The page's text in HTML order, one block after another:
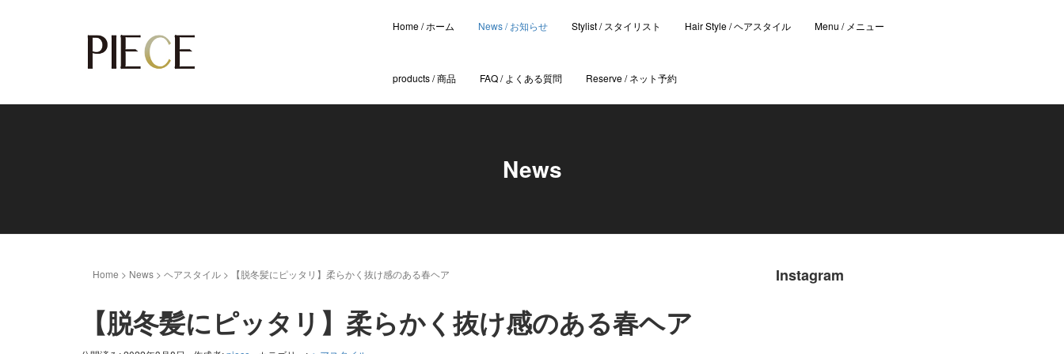
Home / ホーム News / お知らせ Stylist / スタイリスト Hair Style / ヘアスタイル Menu / メニュー
products / 商品 FAQ / よくある質問 Reserve / ネット予約
News
Home > News > ヘアスタイル > 【脱冬髪にピッタリ】柔らかく抜け感のある春ヘア
【脱冬髪にピッタリ】柔らかく抜け感のある春ヘア
Instagram